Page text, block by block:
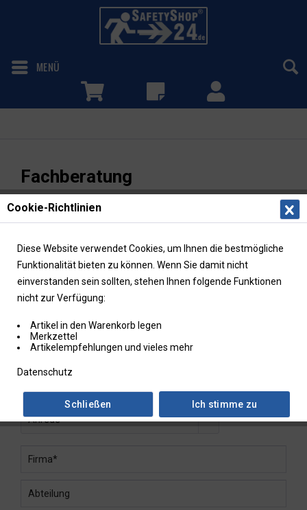
MENÜ
Fachberatung
Sie haben Fragen zu unseren Produkten?
Sie gerne bei der Auswahl der Produkte auf Basis der
Montag bis Freitag sind wir von 8.00 - 17.00 Uhr gerne
persönlich für Sie da. Rufen Sie uns hierzu unter06195 /
7254-300an oder nutzen Sie einfach unser Formular.
Wir werden uns umgehend mit Ihnen in Verbindung setzen!
Fachberatung
Cookie-Richtlinien
Diese Website verwendet Cookies, um Ihnen die bestmögliche
Funktionalität bieten zu können. Wenn Sie damit nicht
einverstanden sein sollten, stehen Ihnen folgende Funktionen
nicht zur Verfügung:
Artikel in den Warenkorb legen
Merkzettel
Artikelempfehlungen und vieles mehr
Datenschutz
Ich stimme zu
Schließen